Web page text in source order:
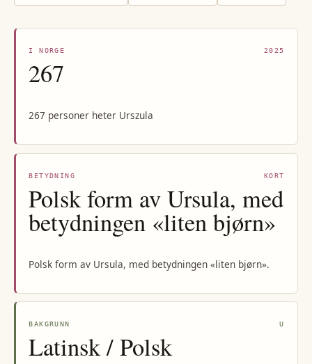
I NORGE 2025
267
267 personer heter Urszula
BETYDNING KORT
Polsk form av Ursula, med
betydningen «liten bjørn»
Polsk form av Ursula, med betydningen «liten bjørn».
BAKGRUNN U
Latinsk / Polsk